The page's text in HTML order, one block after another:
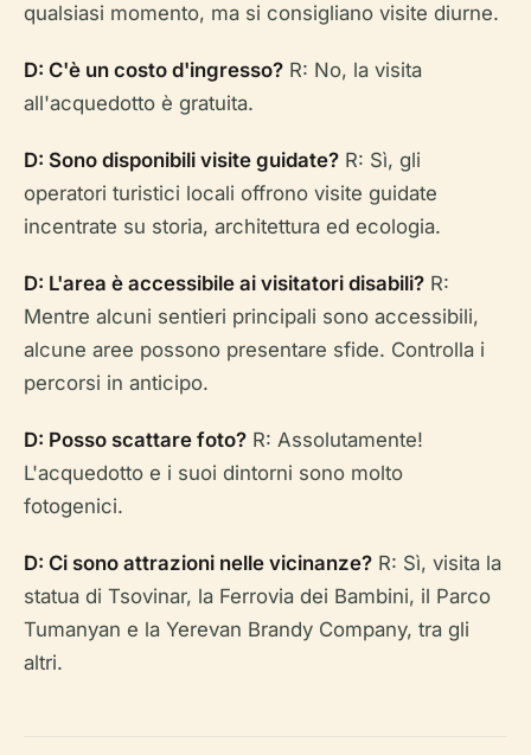
qualsiasi momento, ma si consigliano visite diurne.
D: C'è un costo d'ingresso? R: No, la visita
all'acquedotto è gratuita.
D: Sono disponibili visite guidate? R: Sì, gli
operatori turistici locali offrono visite guidate
incentrate su storia, architettura ed ecologia.
D: L'area è accessibile ai visitatori disabili? R:
Mentre alcuni sentieri principali sono accessibili,
alcune aree possono presentare sfide. Controlla i
percorsi in anticipo.
D: Posso scattare foto? R: Assolutamente!
L'acquedotto e i suoi dintorni sono molto
fotogenici.
D: Ci sono attrazioni nelle vicinanze? R: Sì, visita la
statua di Tsovinar, la Ferrovia dei Bambini, il Parco
Tumanyan e la Yerevan Brandy Company, tra gli
altri.